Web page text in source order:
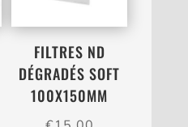
FILTRES ND
DÉGRADÉS SOFT
100X150MM